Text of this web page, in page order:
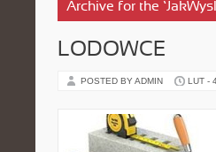
Archive for the
LODOWCE
POSTED BY ADMIN LUT -